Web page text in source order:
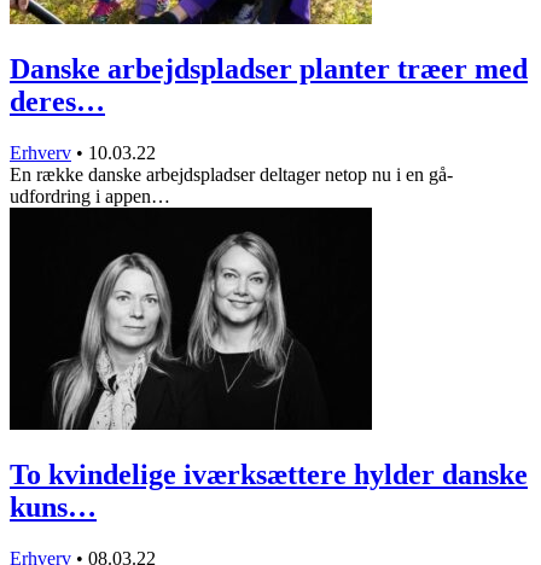
Danske arbejdspladser planter træer med
deres…
Erhverv • 10.03.22
En række danske arbejdspladser deltager netop nu i en gå-
udfordring i appen…
To kvindelige iværksættere hylder danske
kuns…
Erhverv • 08.03.22